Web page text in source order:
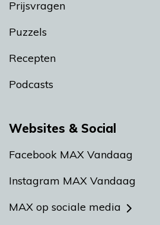
Prijsvragen
Puzzels
Recepten
Podcasts
Websites & Social
Facebook MAX Vandaag
Instagram MAX Vandaag
MAX op sociale media